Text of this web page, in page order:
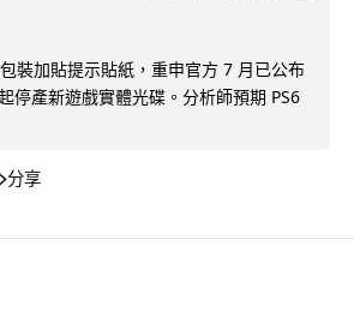
裝加貼提示貼紙，重申官方 7 月已公布
停產新遊戲實體光碟。分析師預期 PS6
分享